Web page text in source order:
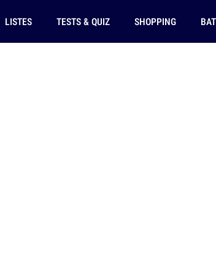
LISTES TESTS & QUIZ SHOPPING